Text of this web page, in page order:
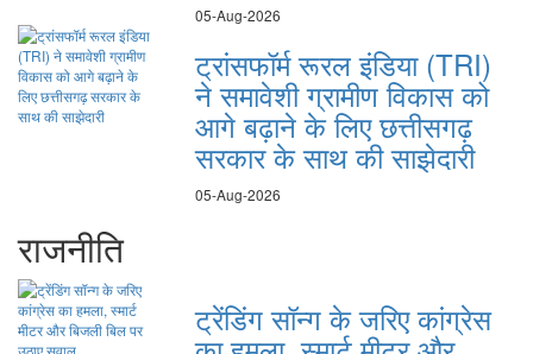
05-Aug-2026
ट्रांसफॉर्म रूरल इंडिया (TRI)
ने समावेशी ग्रामीण विकास को
आगे बढ़ाने के लिए छत्तीसगढ़
सरकार के साथ की साझेदारी
05-Aug-2026
राजनीति
ट्रेंडिंग सॉन्ग के जरिए कांग्रेस